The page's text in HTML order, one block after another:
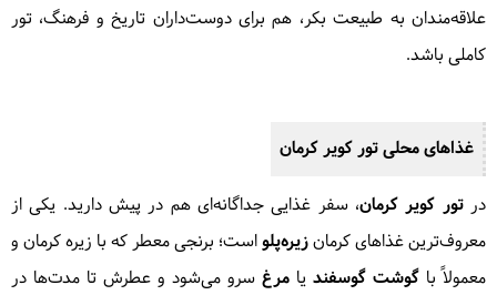
علاقه‌مندان به طبیعت بکر، هم برای دوست‌داران تاریخ و فرهنگ، تور
کاملی باشد.
غذاهای محلی تور کویر کرمان
درتور کویر کرمان، سفر غذایی جداگانه‌ای هم در پیش دارید. یکی از
معروف‌ترین غذاهای کرمانزیره‌پلواست؛ برنجی معطر که با زیره کرمان و
معمولاً با گوشت گوسفند یا مرغ سرو می‌شود و عطرش تا مدت‌ها در